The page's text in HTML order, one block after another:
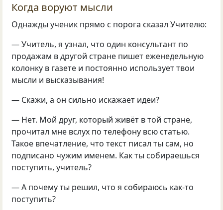
Когда воруют мысли
Однажды ученик прямо с порога сказал Учителю:
— Учитель, я узнал, что один консультант по
продажам в другой стране пишет еженедельную
колонку в газете и постоянно использует твои
мысли и высказывания!
— Скажи, а он сильно искажает идеи?
— Нет. Мой друг, который живёт в той стране,
прочитал мне вслух по телефону всю статью.
Такое впечатление, что текст писал ты сам, но
подписано чужим именем. Как ты собираешься
поступить, учитель?
— А почему ты решил, что я собираюсь как-то
поступить?